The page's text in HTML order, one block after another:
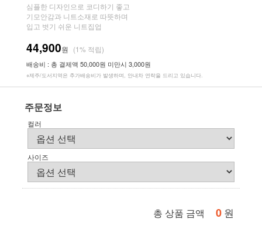
심플한 디자인으로 코디하기 좋고
기모안감과 니트소재로 따뜻하며
입고 벗기 쉬운 니트집업
44,900원 (1% 적립)
배송비 : 총 결제액 50,000원 미만시 3,000원
※제주/도서지역은 추가배송비가 발생하며, 안내차 연락을 드리고 있습니다.
주문정보
컬러
사이즈
총 상품 금액 0 원